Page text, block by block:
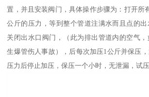
置，并且安装阀门，具体操作步骤为：打开所
公斤的压力，等到整个管道注满水而且点的
关闭出水口阀门，（此为排出管道内的空气
生爆管伤人事故），后每次加压1公斤并保压
压力后停止加压，保压一个小时，无泄漏，试压